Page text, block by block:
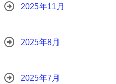
2025年11月
2025年8月
2025年7月